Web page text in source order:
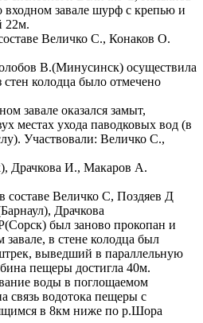
завале шурф с крепью и
22м.
Величко С., Конаков О.
В.(Минусинск) осуществила
колодца было отмечено
завале оказался замыт,
местах ухода паводковых вод (в
Участвовали: Величко С.,
Драчкова И., Макаров А.
составе Величко С, Поздяев Д
Драчкова
был заново прокопан и
в стене колодца был
выведший в параллельную
пещеры достигла 40м.
воды в поглощаемом
связь водотока пещеры с
в 8км ниже по р.Шора